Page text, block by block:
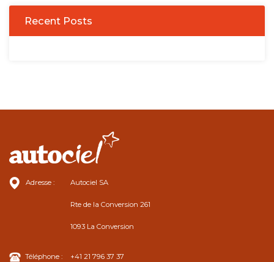
Recent Posts
Adresse : Autociel SA
Rte de la Conversion 261
1093 La Conversion
Téléphone : +41 21 796 37 37